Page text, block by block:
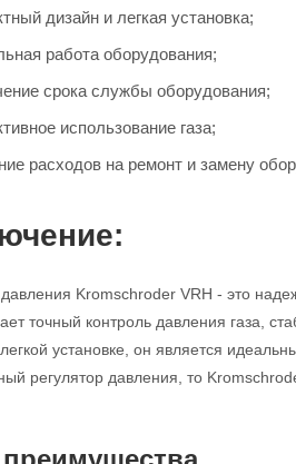
дизайн и легкая установка;
работа оборудования;
срока службы оборудования;
использование газа;
расходов на ремонт и замену
давления Kromschroder VRH - это
точный контроль давления газа,
установке, он является
регулятор давления, то